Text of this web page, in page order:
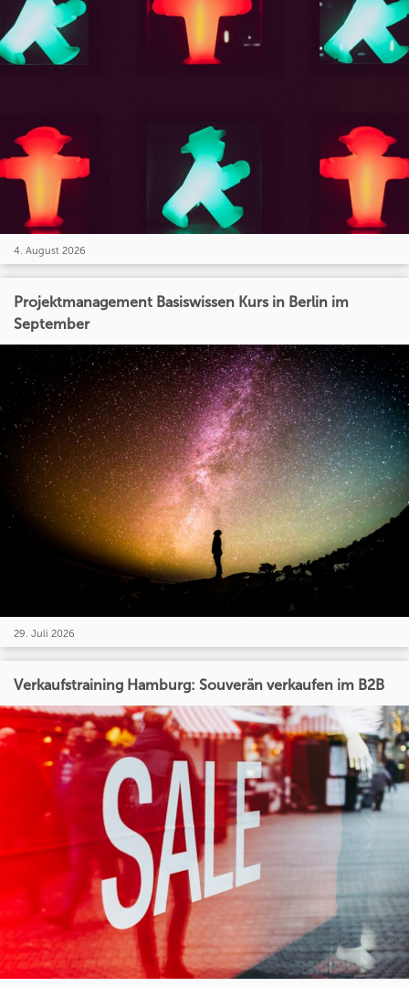
4. August 2026
Projektmanagement Basiswissen Kurs in Berlin im
September
29. Juli 2026
Verkaufstraining Hamburg: Souverän verkaufen im B2B